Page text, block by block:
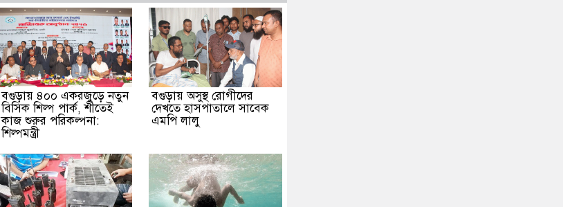
বগুড়ায় ৪০০ একরজুড়ে নতুন
বিসিক শিল্প পার্ক, শীতেই
কাজ শুরুর পরিকল্পনা:
শিল্পমন্ত্রী
বগুড়ায় অসুস্থ রোগীদের
দেখতে হাসপাতালে সাবেক
এমপি লালু